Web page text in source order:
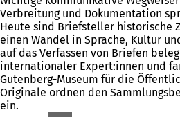
Verbreitung und Dokumentation
Heute sind Briefsteller historische
einen Wandel in Sprache, Kultur
auf das Verfassen von Briefen
internationaler Expert:innen und
Gutenberg-Museum für die
Originale ordnen den
ein.